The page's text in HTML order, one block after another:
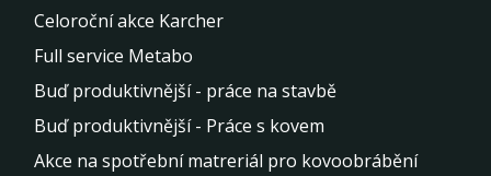
Celoroční akce Karcher
Full service Metabo
Buď produktivnější - práce na stavbě
Buď produktivnější - Práce s kovem
Akce na spotřební matreriál pro kovoobrábění